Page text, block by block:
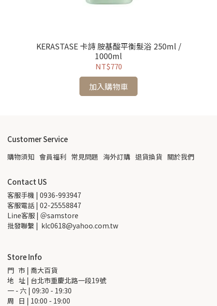
KERASTASE 卡詩 胺基酸平衡髮浴 250ml /
1000ml
NT$770
加入購物車
Customer Service
購物須知 會員福利 常見問題 海外訂購 退貨換貨 關於我們
Contact US
客服手機 | 0936-993947
客服電話 | 02-25558847
Line客服 | ＠samstore
批發聯繫 |  klc0618@yahoo.com.tw
Store Info
門   市 | 喬大百貨
地   址 | 台北市重慶北路一段19號
一 - 六 | 09:30 - 19:30
周   日 | 10:00 - 19:00